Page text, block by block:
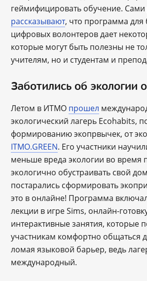
геймифицировать обучение. Сами
рассказывают, что программа для
цифровых волонтеров дает
которые могут быть полезны не
учителям, но и студентам и
Заботились об экологии
Летом в ИТМО прошел
экологический лагерь Ecohabits,
формированию экопрвычек, от
ITMO.GREEN. Его участники
меньше вреда экологии во время
экологично обустраивать свой
постарались сформировать
это в онлайне! Программа
лекции в игре Sims, онлайн-
интерактивные занятия, которые
участникам комфортно общаться
ломая языковой барьер, ведь
международный.